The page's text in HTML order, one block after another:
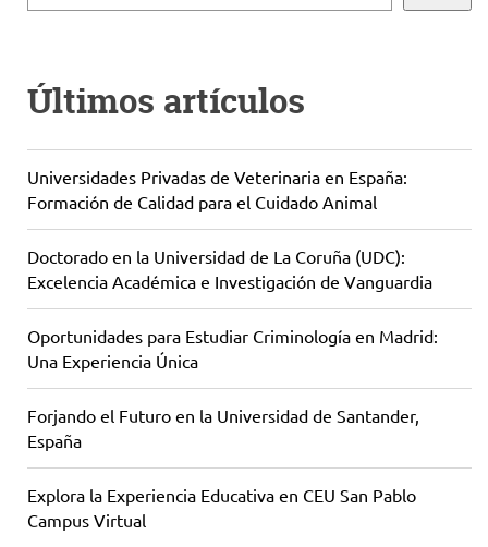
Últimos artículos
Universidades Privadas de Veterinaria en España:
Formación de Calidad para el Cuidado Animal
Doctorado en la Universidad de La Coruña (UDC):
Excelencia Académica e Investigación de Vanguardia
Oportunidades para Estudiar Criminología en Madrid:
Una Experiencia Única
Forjando el Futuro en la Universidad de Santander,
España
Explora la Experiencia Educativa en CEU San Pablo
Campus Virtual